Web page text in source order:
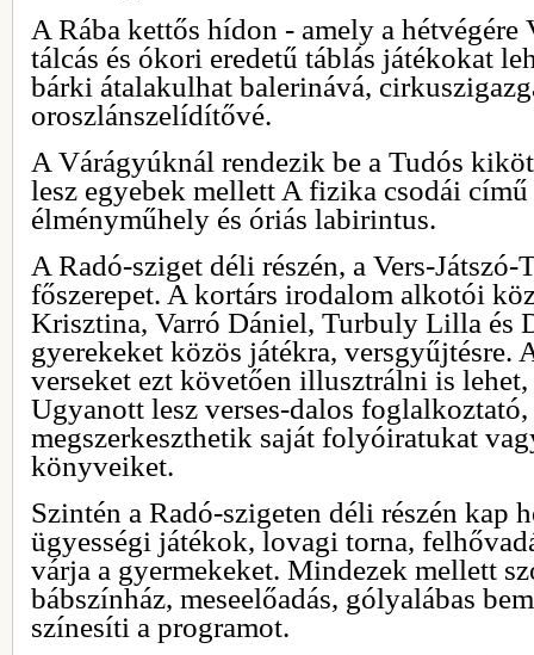
A Rába kettős hídon - amely a hétvégére
tálcás és ókori eredetű táblás játékokat
bárki átalakulhat balerinává,
oroszlánszelídítővé.
A Várágyúknál rendezik be a Tudós
lesz egyebek mellett A fizika csodái
élményműhely és óriás labirintus.
A Radó-sziget déli részén, a Vers-Játszó-
főszerepet. A kortárs irodalom alkotói
Krisztina, Varró Dániel, Turbuly Lilla és
gyerekeket közös játékra, versgyűjtésre.
verseket ezt követően illusztrálni is
Ugyanott lesz verses-dalos
megszerkeszthetik saját folyóiratukat
könyveiket.
Szintén a Radó-szigeten déli részén kap
ügyességi játékok, lovagi torna,
várja a gyermekeket. Mindezek mellett
bábszínház, meseelőadás, gólyalábas
színesíti a programot.